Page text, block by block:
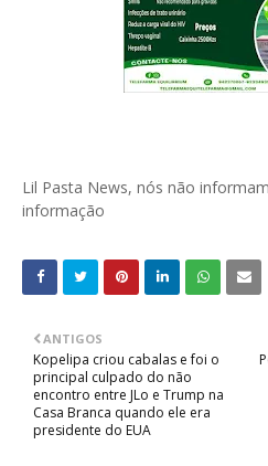
Lil Pasta News, nós não
informação
ANTIGOS
Kopelipa criou cabalas e foi o
principal culpado do não
encontro entre JLo e Trump na
Casa Branca quando ele era
presidente do EUA